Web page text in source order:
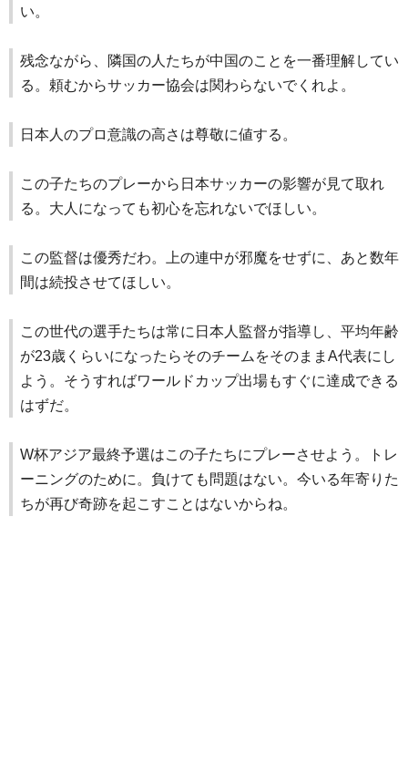
い。
残念ながら、隣国の人たちが中国のことを一番理解してい
る。頼むからサッカー協会は関わらないでくれよ。
日本人のプロ意識の高さは尊敬に値する。
この子たちのプレーから日本サッカーの影響が見て取れ
る。大人になっても初心を忘れないでほしい。
この監督は優秀だわ。上の連中が邪魔をせずに、あと数年
間は続投させてほしい。
この世代の選手たちは常に日本人監督が指導し、平均年齢
が23歳くらいになったらそのチームをそのままA代表にし
よう。そうすればワールドカップ出場もすぐに達成できる
はずだ。
W杯アジア最終予選はこの子たちにプレーさせよう。トレ
ーニングのために。負けても問題はない。今いる年寄りた
ちが再び奇跡を起こすことはないからね。